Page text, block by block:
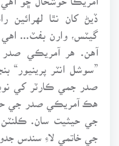
ڏيڻ کان نٿا لهرائين
گيٽس، وارن بفٽ... اهي
آهن. هر آمريڪي صدر
”سوشل انٽر پرينيور“
صدر جمي ڪارٽر کي
هڪ آمريڪي صدر جي
جي حيثيت سان.
جي خاتمي لاءِ سندس